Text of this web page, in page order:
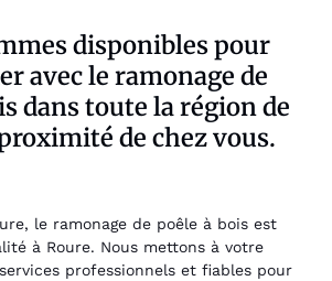
disponibles pour
avec le ramonage de
dans toute la région de
de chez vous.
le ramonage de poêle à bois est
à Roure. Nous mettons à votre
professionnels et fiables pour